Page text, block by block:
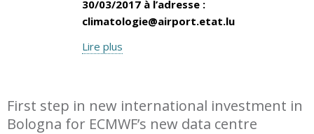
30/03/2017 à l’adresse :
climatologie@airport.etat.lu
Lire plus
First step in new international investment in
Bologna for ECMWF’s new data centre